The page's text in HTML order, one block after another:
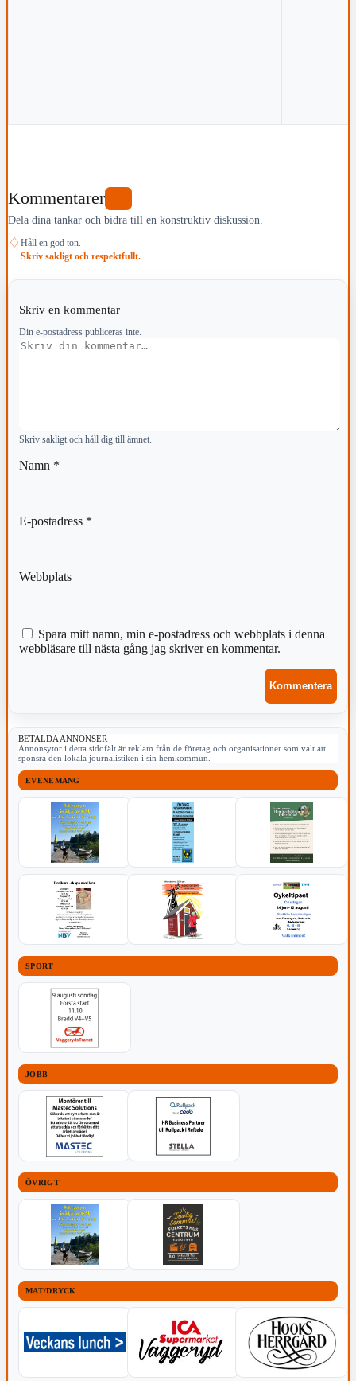
Kommentarer
Dela dina tankar och bidra till en konstruktiv diskussion.
♢ Håll en god ton.
Skriv sakligt och respektfullt.
Skriv en kommentar
Din e-postadress publiceras inte.
Kommentar
Skriv sakligt och håll dig till ämnet.
Namn *
E-postadress *
Webbplats
Spara mitt namn, min e-postadress och webbplats i denna
webbläsare till nästa gång jag skriver en kommentar.
BETALDA ANNONSER
Annonsytor i detta sidofält är reklam från de företag och organisationer som valt att
sponsra den lokala journalistiken i sin hemkommun.
EVENEMANG
SPORT
JOBB
ÖVRIGT
MAT/DRYCK